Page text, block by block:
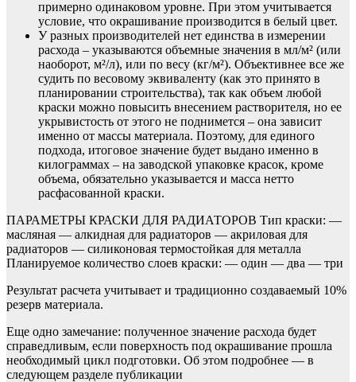
примерно одинаковом уровне. При этом учитывается
условие, что окрашивание производится в белый цвет.
У разных производителей нет единства в измерении
расхода – указываются объемные значения в мл/м² (или
наоборот, м²/л), или по весу (кг/м²). Объективнее все же
судить по весовому эквиваленту (как это принято в
планировании строительства), так как объем любой
краски можно повысить внесением растворителя, но ее
укрывистость от этого не поднимется – она зависит
именно от массы материала. Поэтому, для единого
подхода, итоговое значение будет выдано именно в
килограммах – на заводской упаковке красок, кроме
объема, обязательно указывается и масса нетто
расфасованной краски.
ПАРАМЕТРЫ КРАСКИ ДЛЯ РАДИАТОРОВ Тип краски: —
масляная — алкидная для радиаторов — акриловая для
радиаторов — силиконовая термостойкая для металла
Планируемое количество слоев краски: — один — два — три
Результат расчета учитывает и традиционно создаваемый 10%
резерв материала.
Еще одно замечание: полученное значение расхода будет
справедливым, если поверхность под окрашивание прошла
необходимый цикл подготовки. Об этом подробнее — в
следующем разделе публикации